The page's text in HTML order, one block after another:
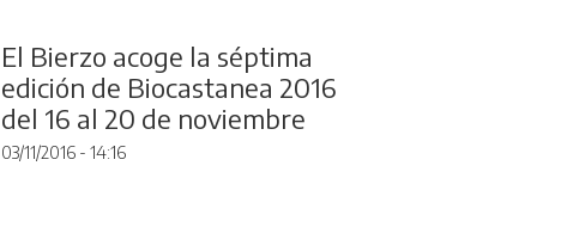
El Bierzo acoge la séptima
edición de Biocastanea 2016
del 16 al 20 de noviembre
03/11/2016 - 14:16